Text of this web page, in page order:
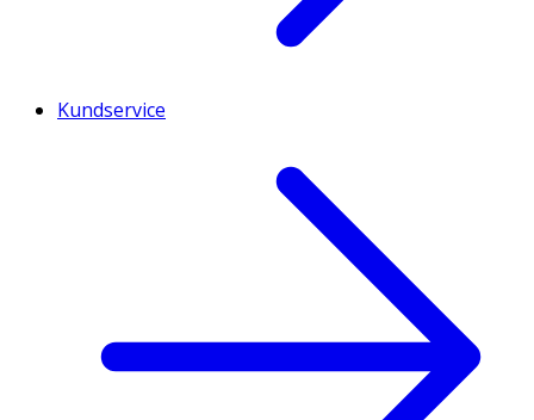
Kundservice